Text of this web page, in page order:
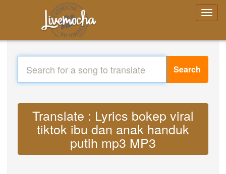
Search
Translate : Lyrics bokep viral
tiktok ibu dan anak handuk
putih mp3 MP3